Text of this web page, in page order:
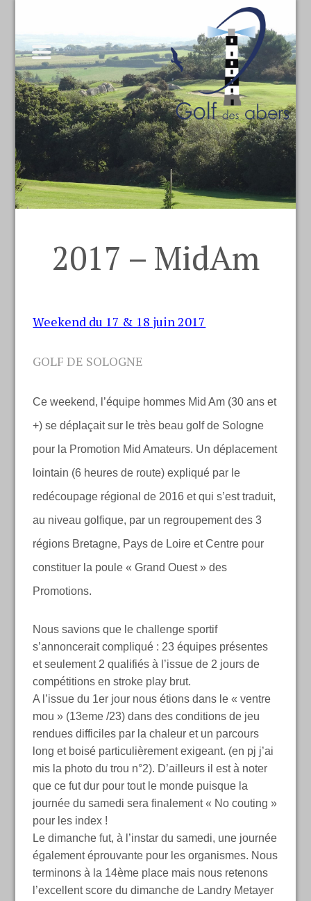
2017 – MidAm
Weekend du 17 & 18 juin 2017
GOLF DE SOLOGNE
Ce weekend, l’équipe hommes Mid Am (30 ans et
+) se déplaçait sur le très beau golf de Sologne
pour la Promotion Mid Amateurs. Un déplacement
lointain (6 heures de route) expliqué par le
redécoupage régional de 2016 et qui s’est traduit,
au niveau golfique, par un regroupement des 3
régions Bretagne, Pays de Loire et Centre pour
constituer la poule « Grand Ouest » des
Promotions.
Nous savions que le challenge sportif
s’annoncerait compliqué : 23 équipes présentes
et seulement 2 qualifiés à l’issue de 2 jours de
compétitions en stroke play brut.
A l’issue du 1er jour nous étions dans le « ventre
mou » (13eme /23) dans des conditions de jeu
rendues difficiles par la chaleur et un parcours
long et boisé particulièrement exigeant. (en pj j’ai
mis la photo du trou n°2). D’ailleurs il est à noter
que ce fut dur pour tout le monde puisque la
journée du samedi sera finalement « No couting »
pour les index !
Le dimanche fut, à l’instar du samedi, une journée
également éprouvante pour les organismes. Nous
terminons à la 14ème place mais nous retenons
l’excellent score du dimanche de Landry Metayer